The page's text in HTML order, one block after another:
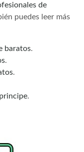
de
puedes leer más
baratos.
.
.
.